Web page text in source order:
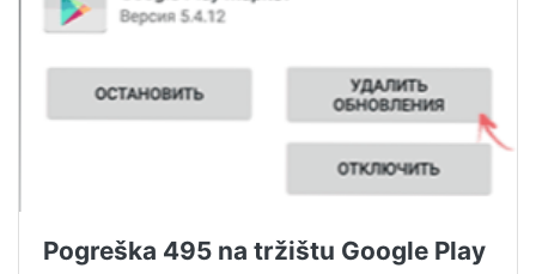
Pogreška 495 na tržištu Google Play